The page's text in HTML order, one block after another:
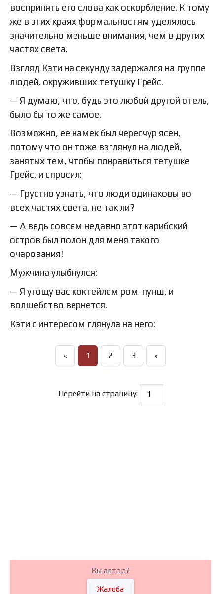
воспринять его слова как оскорбление. К тому
же в этих краях формальностям уделялось
значительно меньше внимания, чем в других
частях света.
Взгляд Кэти на секунду задержался на группе
людей, окруживших тетушку Грейс.
— Я думаю, что, будь это любой другой отель,
было бы то же самое.
Возможно, ее намек был чересчур ясен,
потому что он тоже взглянул на людей,
занятых тем, чтобы понравиться тетушке
Грейс, и спросил:
— Грустно узнать, что люди одинаковы во
всех частях света, не так ли?
— А ведь совсем недавно этот карибский
остров был полон для меня такого
очарования!
Мужчина улыбнулся:
— Я угощу вас коктейлем ром-пунш, и
волшебство вернется.
Кэти с интересом глянула на него:
« 1 2 3 »
Перейти на страницу:
Вы автор?
Жалоба